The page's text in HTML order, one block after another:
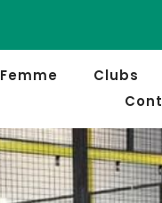
Femme Clubs